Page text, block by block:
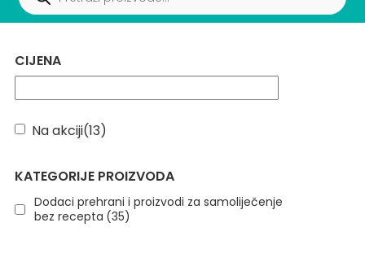
CIJENA
Na akciji(13)
KATEGORIJE PROIZVODA
Dodaci prehrani i proizvodi za samoliječenje
bez recepta (35)